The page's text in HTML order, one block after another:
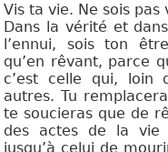
Vis ta vie. Ne sois pas
Dans la vérité et
l’ennui, sois ton
qu’en rêvant, parce
c’est celle qui, loin
autres. Tu
te soucieras que de
des actes de la vie
jusqu’à celui de